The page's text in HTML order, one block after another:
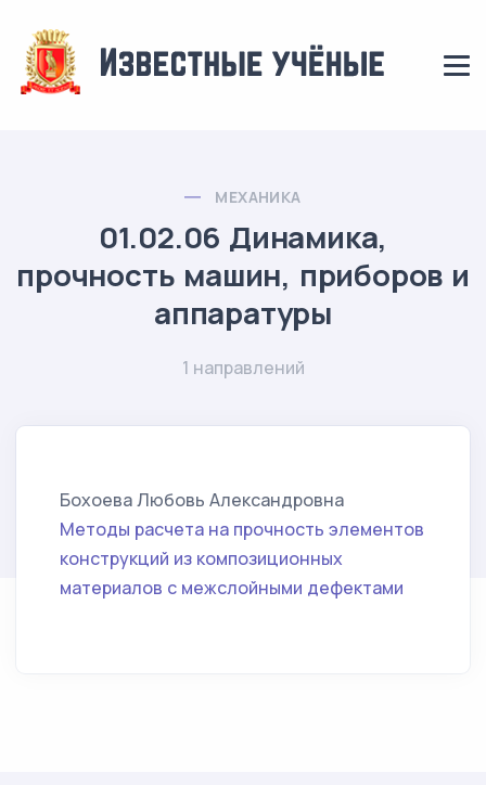
МЕХАНИКА
01.02.06 Динамика,
прочность машин, приборов и
аппаратуры
1 направлений
Бохоева Любовь Александровна
Методы расчета на прочность элементов
конструкций из композиционных
материалов с межслойными дефектами